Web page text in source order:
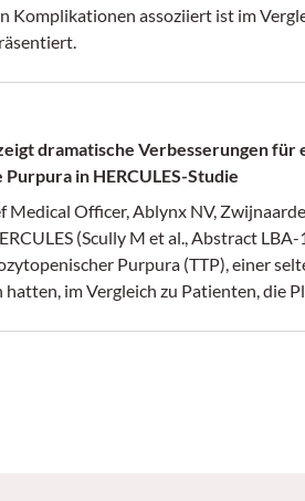
Komplikationen assoziiert ist im
dramatische Verbesserungen
in HERCULES-Studie
Medical Officer, Ablynx NV,
(Scully M et al., Abstract
Purpura (TTP), einer
im Vergleich zu Patienten, die